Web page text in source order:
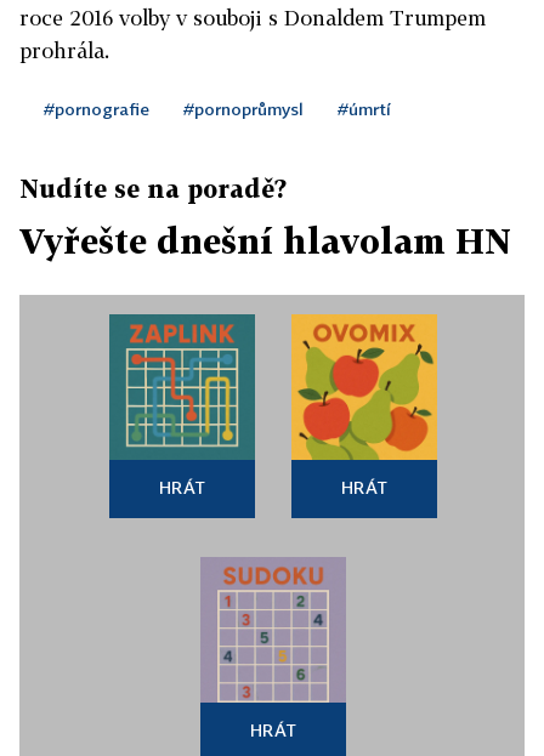
roce 2016 volby v souboji s Donaldem Trumpem
prohrála.
#pornografie #pornoprůmysl #úmrtí
Nudíte se na poradě?
Vyřešte dnešní hlavolam HN
HRÁT HRÁT
HRÁT